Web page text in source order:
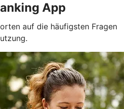
App
auf die häufigsten Fragen